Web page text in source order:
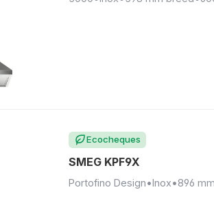
Ecocheques
SMEG KPF9X
Portofino Design•Inox•896